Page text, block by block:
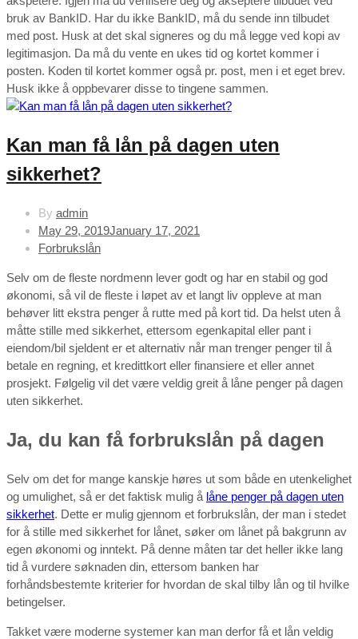
bruk av BankID. Har du ikke BankID, må du sende inn tilbudet
med post. Husk at det skal signeres og du må legge ved kopi av
legitimasjon. Da må du vente en ukes tid og kortet kommer i
posten. Koden til kortet kommer også pr. post, men i et eget brev.
Husk ikke å oppbevarer disse to tingene sammen.
Kan man få lån på dagen uten
sikkerhet?
By admin
May 29, 2019January 17, 2021
Forbrukslån
Selv om de fleste nordmenn lever godt og har en stabil og god
økonomi, så vil de fleste i løpet av et langt liv oppleve at man
behøver litt ekstra penger å rutte med på kort tid. Da helst uten å
måtte stille med sikkerhet, ettersom egenkapital eller pant i
eiendom/bil sjeldent er et alternativ når man trenger penger til å
betale en regning, et kredittkort eller finansiere et eller annet
prosjekt. Følgelig vil det være veldig greit å låne penger på dagen
uten sikkerhet.
Ja, du kan få forbrukslån på dagen
Selv om det for mange kanskje høres ut som både en utenkelighet
og umulighet, så er det faktisk mulig å låne penger på dagen uten
sikkerhet. Dette er mulig gjennom et forbrukslån, der man i stedet
for å stille med sikkerhet for lånet, søker om lånet på bakgrunn av
egen økonomi og inntekt. På denne måten tar det heller ikke lang
tid å vurdere søknaden din, ettersom banken har
forhåndsbestemte kriterier for hvordan de skal tilby lån og til hvilke
betingelser.
Takket være moderne systemer kan man derfor få et lån veldig